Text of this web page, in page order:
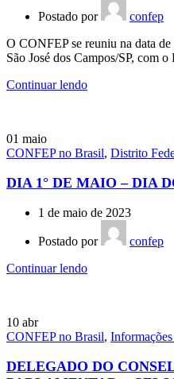
Postado por
confep
O CONFEP se reuniu na data
São José dos Campos/SP, com
Continuar lendo
01 maio
CONFEP no Brasil, Distrito
DIA 1° DE MAIO – DIA
1 de maio de 2023
Postado por
confep
Continuar lendo
10 abr
CONFEP no Brasil,
DELEGADO DO